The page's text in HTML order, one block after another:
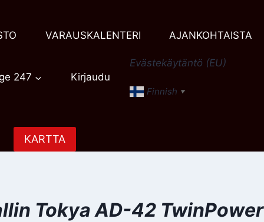
VARAUSKALENTERI AJANKOHTAISTA
247 Kirjaudu
Evästekäytäntö (EU)
Finnish ▼
KARTTA
Tokya AD-42 TwinPower